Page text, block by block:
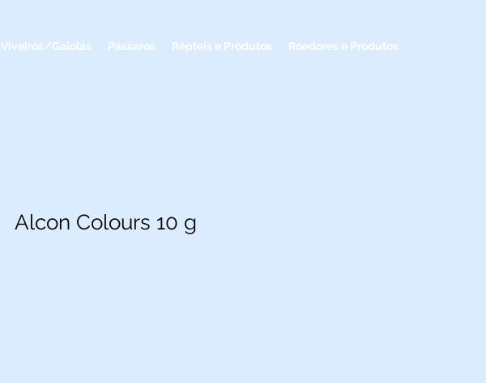
Viveiros/Gaiolas Pássaros Répteis e Produtos Roedores e Produtos
Alcon Colours 10 g